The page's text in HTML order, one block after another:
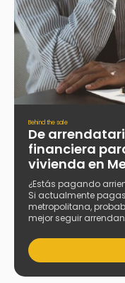
Behind the sale
De
financiera
vivienda en
¿Estás pagando
Si actualmente
metropolitana,
mejor seguir